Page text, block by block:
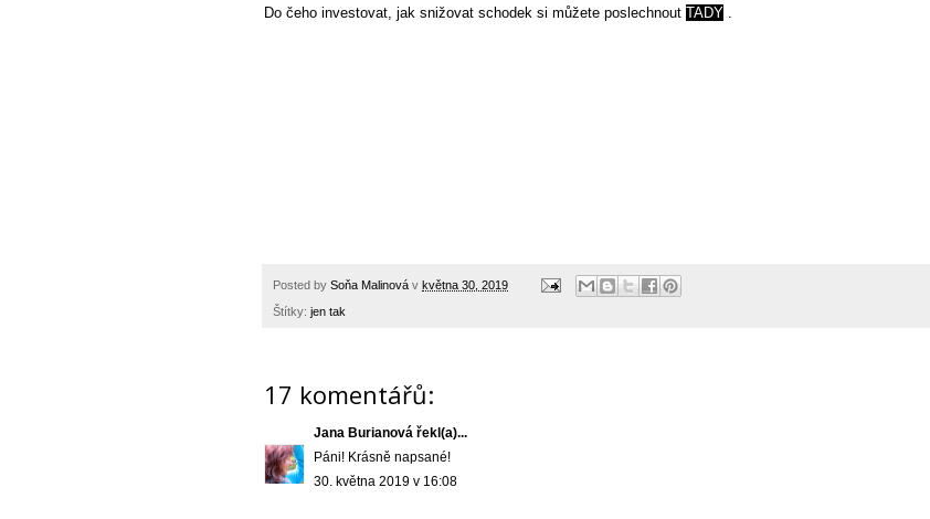
Do čeho investovat, jak snižovat schodek si můžete poslechnout TADY
Posted by Soňa Malinová v května 30, 2019
Štítky: jen tak
17 komentářů:
Jana Burianová řekl(a)...
Páni! Krásně napsané!
30. května 2019 v 16:08